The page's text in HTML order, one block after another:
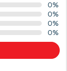
0%
0%
0%
0%